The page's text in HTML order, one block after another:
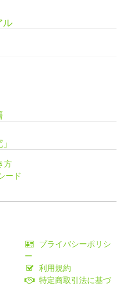
ル
方
ード
プライバシーポリシ
ー
利用規約
特定商取引法に基づ